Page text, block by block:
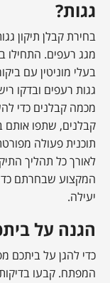
גגות?
בחירת קבלן תיקון
מגג רעפים. התחילו
בעלי מוניטין עם
גגות רעפים ובדקו
מכמה קבלנים כדי
קבלנים, שתפו אותם
תוכנית פעולה
לאורך כל תהליך
המקצוע שבחרתם
יעילה.
הגנה על
כדי להגן על ביתכם
המפתח. קבעו